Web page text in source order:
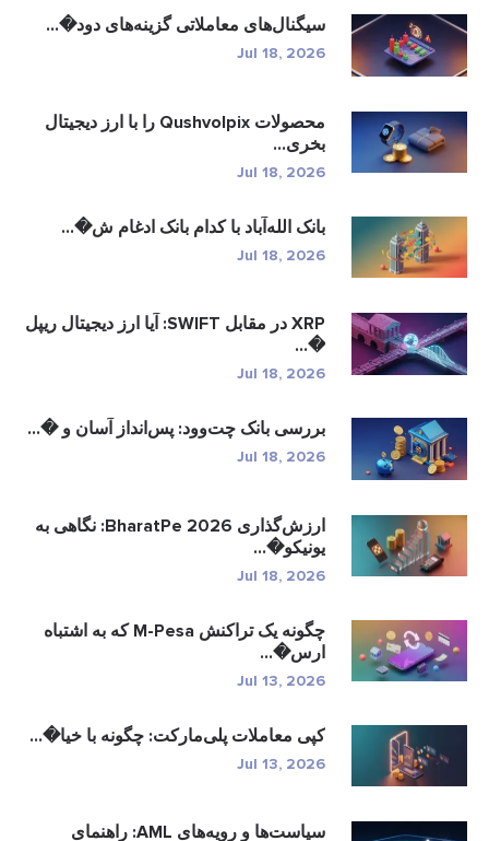
سیگنال‌های معاملاتی گزینه‌های دود�...
Jul 18, 2026
محصولات Qushvolpix را با ارز دیجیتال
بخری...
Jul 18, 2026
بانک الله‌آباد با کدام بانک ادغام ش�...
Jul 18, 2026
XRP در مقابل SWIFT: آیا ارز دیجیتال ریپل
�...
Jul 18, 2026
بررسی بانک چت‌وود: پس‌انداز آسان و �...
Jul 18, 2026
ارزش‌گذاری BharatPe 2026: نگاهی به
یونیکو�...
Jul 18, 2026
چگونه یک تراکنش M-Pesa که به اشتباه
ارس�...
Jul 13, 2026
کپی معاملات پلی‌مارکت: چگونه با خیا�...
Jul 13, 2026
سیاست‌ها و رویه‌های AML: راهنمای